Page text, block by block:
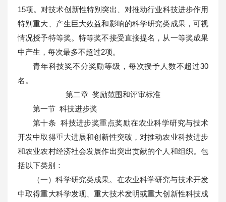
15项。对技术创新性特别突出、对推动行业科技进步作用
特别重大、产生巨大效益和影响的科学研究类成果，可视
情况授予特等奖。特等奖不接受直接提名，从一等奖成果
中产生，每次最多不超过2项。
青年科技奖不分奖励等级，每次授予人数不超过30
名。
第二章 奖励范围和评审标准
第一节 科技进步奖
第十条 科技进步奖重点奖励在农业科学研究与技术
开发中取得重大进展和创新性突破，对推动农业科技进步
和农业农村经济社会发展作出突出贡献的个人和组织。包
括以下类别：
（一）科学研究类成果。在农业科学研究与技术开发
中取得重大科学发现、重大技术发明或重大创新性科技成